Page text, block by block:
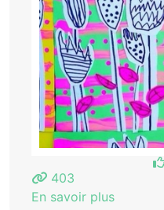
403
En savoir plus